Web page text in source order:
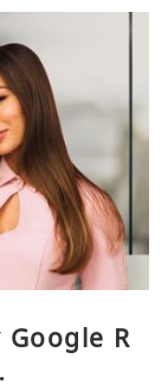
R